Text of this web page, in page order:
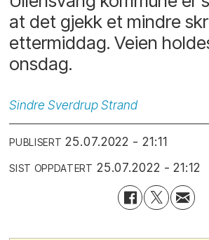
at det gjekk et mindre
ettermiddag. Veien
onsdag.
Sindre Sverdrup Strand
PUBLISERT 25.07.2022 - 21:11
SIST OPPDATERT 25.07.2022 - 21:12